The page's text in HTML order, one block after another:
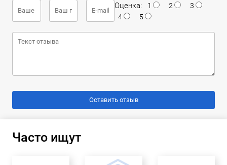
Оценка: 1 2
3
4
5
Часто ищут